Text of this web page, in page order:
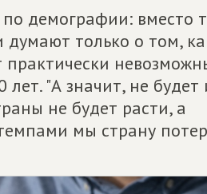
демографии: вместо
только о том,
практически
"А значит, не будет
не будет расти, а
мы страну